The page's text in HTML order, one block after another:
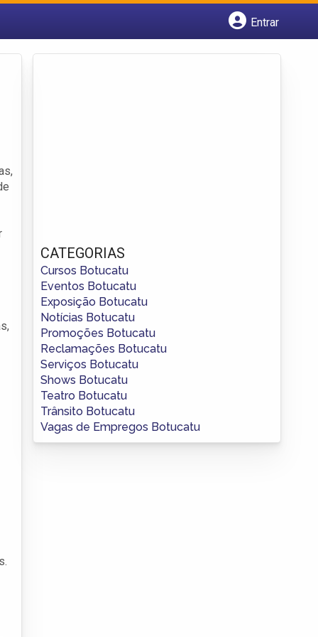
Entrar
CATEGORIAS
Cursos Botucatu
Eventos Botucatu
Exposição Botucatu
Notícias Botucatu
Promoções Botucatu
Reclamações Botucatu
Serviços Botucatu
Shows Botucatu
Teatro Botucatu
Trânsito Botucatu
Vagas de Empregos Botucatu